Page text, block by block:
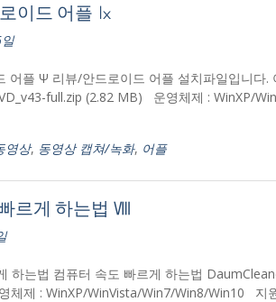
이드 어플 ㏓
어플 Ψ 리뷰/안드로이드 어플 설치파일입니다
full.zip (2.82 MB) 운영체제 : WinXP/
영상, 동영상 캡쳐/녹화, 어플
르게 하는법 Ⅷ
하는법 컴퓨터 속도 빠르게 하는법
체제 : WinXP/WinVista/Win7/Win8/Win10